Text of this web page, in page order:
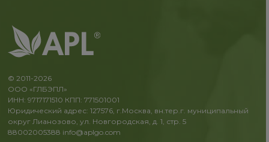
© 2011-2026
ООО «ГЛБЭПЛ»
ИНН: 9717171510 КПП: 771501001
Юридический адрес: 127576, г.Москва, вн.тер.г. муниципальный
округ Лианозово, ул. Новгородская, д. 1, стр. 5
88002005388 info@aplgo.com